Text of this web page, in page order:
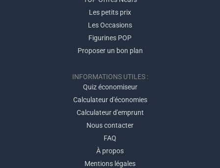
Les petits prix
Les Occasions
Figurines POP
Proposer un bon plan
INFORMATIONS UTILES :
Quiz économiseur
Calculateur d'économies
Calculateur d'emprunt
Nous contacter
FAQ
À propos
Mentions légales